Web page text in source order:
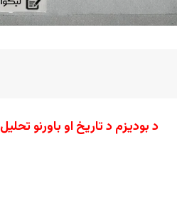
د بودیزم د تاریخ او باورنو تحلیل